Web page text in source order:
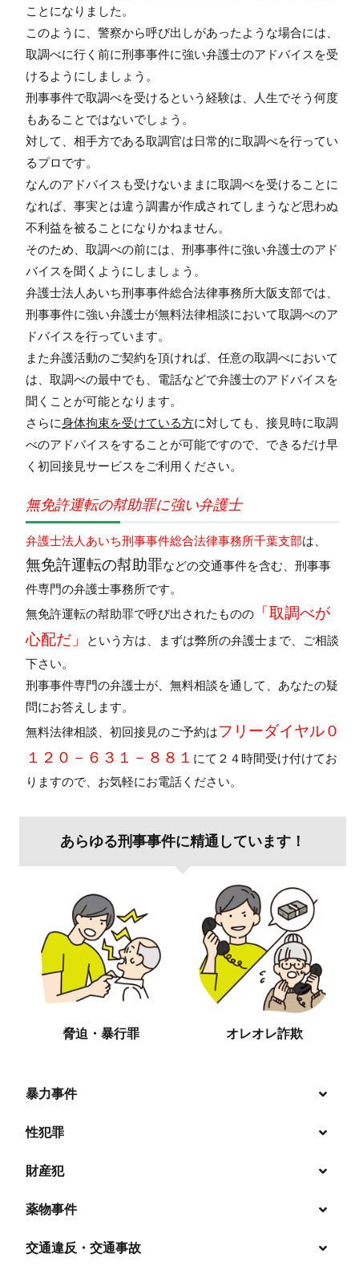
ことになりました。
このように、警察から呼び出しがあったような場合には、
取調べに行く前に刑事事件に強い弁護士のアドバイスを受
けるようにしましょう。
刑事事件で取調べを受けるという経験は、人生でそう何度
もあることではないでしょう。
対して、相手方である取調官は日常的に取調べを行ってい
るプロです。
なんのアドバイスも受けないままに取調べを受けることに
なれば、事実とは違う調書が作成されてしまうなど思わぬ
不利益を被ることになりかねません。
そのため、取調べの前には、刑事事件に強い弁護士のアド
バイスを聞くようにしましょう。
弁護士法人あいち刑事事件総合法律事務所大阪支部では、
刑事事件に強い弁護士が無料法律相談において取調べのア
ドバイスを行っています。
また弁護活動のご契約を頂ければ、任意の取調べにおいて
は、取調べの最中でも、電話などで弁護士のアドバイスを
聞くことが可能となります。
さらに身体拘束を受けている方に対しても、接見時に取調
べのアドバイスをすることが可能ですので、できるだけ早
く初回接見サービスをご利用ください。
無免許運転の幇助罪に強い弁護士
弁護士法人あいち刑事事件総合法律事務所千葉支部は、
無免許運転の幇助罪などの交通事件を含む、刑事事
件専門の弁護士事務所です。
無免許運転の幇助罪で呼び出されたものの
「取調べが
心配だ」
という方は、まずは弊所の弁護士まで、ご相談
下さい。
刑事事件専門の弁護士が、無料相談を通して、あなたの疑
問にお答えします。
無料法律相談、初回接見のご予約はフリーダイヤル０
１２０－６３１－８８１ にて２４時間受け付けてお
りますので、お気軽にお電話ください。
あらゆる刑事事件に精通しています！
脅迫・暴行罪 オレオレ詐欺
暴力事件
性犯罪
盗撮・のぞき
財産犯
薬物事件
交通違反・交通事故